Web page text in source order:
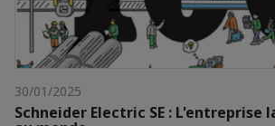
30/01/2025
Schneider Electric SE : L'entreprise